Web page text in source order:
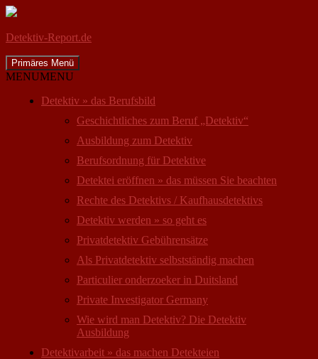
Detektiv-Report.de
Suchen
Primäres Menü
Inhalt
MENUMENU
Detektiv » das Berufsbild
Geschichtliches zum Beruf „Detektiv“
Ausbildung zum Detektiv
Berufsordnung für Detektive
Detektei eröffnen » das müssen Sie beachten
Rechte des Detektivs / Kaufhausdetektivs
Detektiv werden » so geht es
Privatdetektiv Gebührensätze
Als Privatdetektiv selbstständig machen
Particulier onderzoeker in Duitsland
Private Investigator Germany
Wie wird man Detektiv? Die Detektiv
Ausbildung
Detektivarbeit » das machen Detekteien